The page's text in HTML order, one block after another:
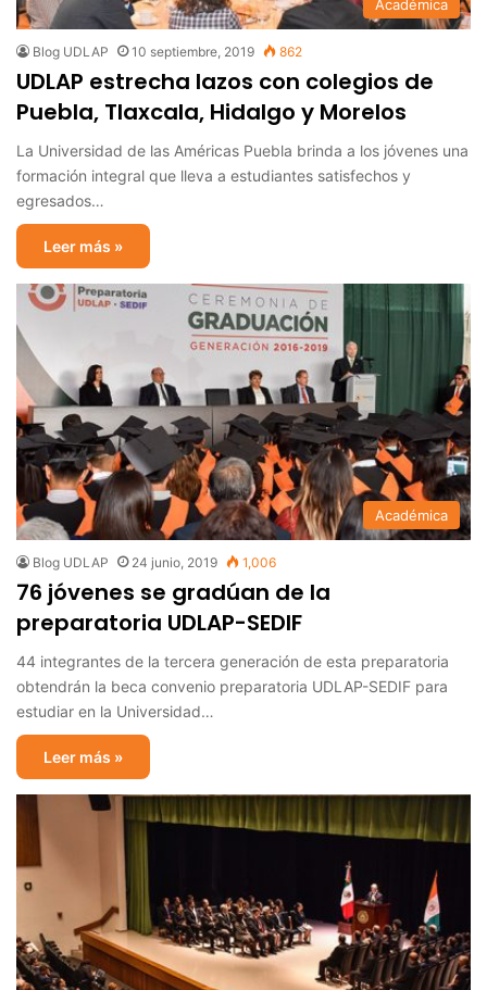
Académica
Blog UDLAP 10 septiembre, 2019 862
UDLAP estrecha lazos con colegios de
Puebla, Tlaxcala, Hidalgo y Morelos
La Universidad de las Américas Puebla brinda a los jóvenes una
formación integral que lleva a estudiantes satisfechos y
egresados…
Leer más »
Académica
Blog UDLAP 24 junio, 2019 1,006
76 jóvenes se gradúan de la
preparatoria UDLAP-SEDIF
44 integrantes de la tercera generación de esta preparatoria
obtendrán la beca convenio preparatoria UDLAP-SEDIF para
estudiar en la Universidad…
Leer más »